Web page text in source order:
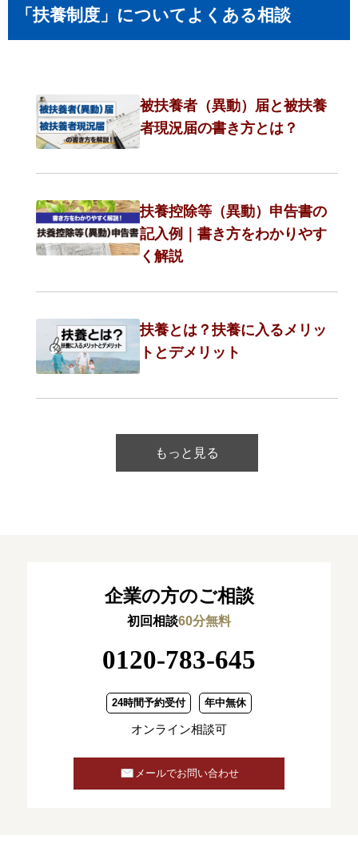
「扶養制度」についてよくある相談
被扶養者（異動）届と被扶養
者現況届の書き方とは？
扶養控除等（異動）申告書の
記入例｜書き方をわかりやす
く解説
扶養とは？扶養に入るメリッ
トとデメリット
もっと見る
企業の方のご相談
初回相談60分無料
0120-783-645
24時間予約受付 年中無休
オンライン相談可
メールでお問い合わせ